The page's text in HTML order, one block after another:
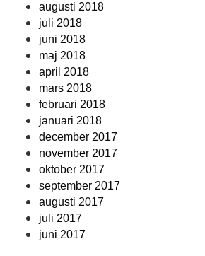
augusti 2018
juli 2018
juni 2018
maj 2018
april 2018
mars 2018
februari 2018
januari 2018
december 2017
november 2017
oktober 2017
september 2017
augusti 2017
juli 2017
juni 2017